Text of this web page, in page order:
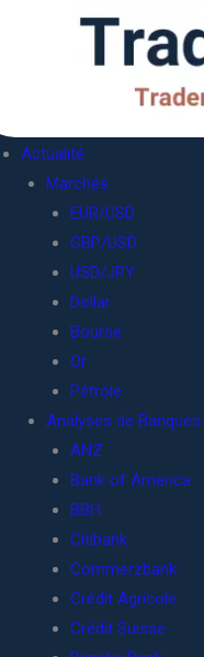
Actualité
Marchés
EUR/USD
GBP/USD
USD/JPY
Dollar
Bourse
Or
Pétrole
Analyses de Banques
ANZ
Bank of America
BBH
Citibank
Commerzbank
Crédit Agricole
Crédit Suisse